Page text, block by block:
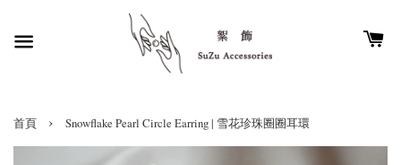
首頁 › Snowflake Pearl Circle Earring | 雪花珍珠圈圈耳環